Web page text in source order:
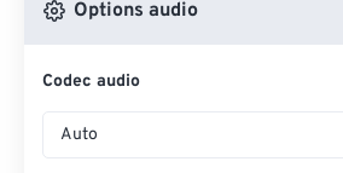
Options audio
Codec audio
Auto